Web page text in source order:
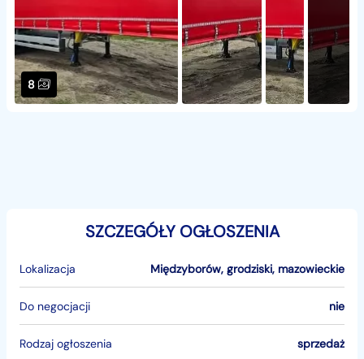
8
SZCZEGÓŁY OGŁOSZENIA
Lokalizacja Międzyborów, grodziski, mazowieckie
Do negocjacji nie
Rodzaj ogłoszenia sprzedaż